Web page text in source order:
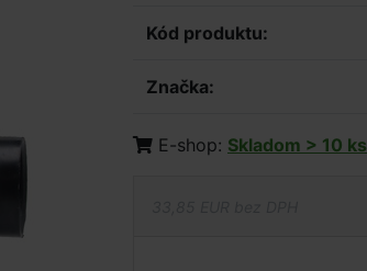
Kód produktu:
Značka:
E-shop: Skladom > 10 ks